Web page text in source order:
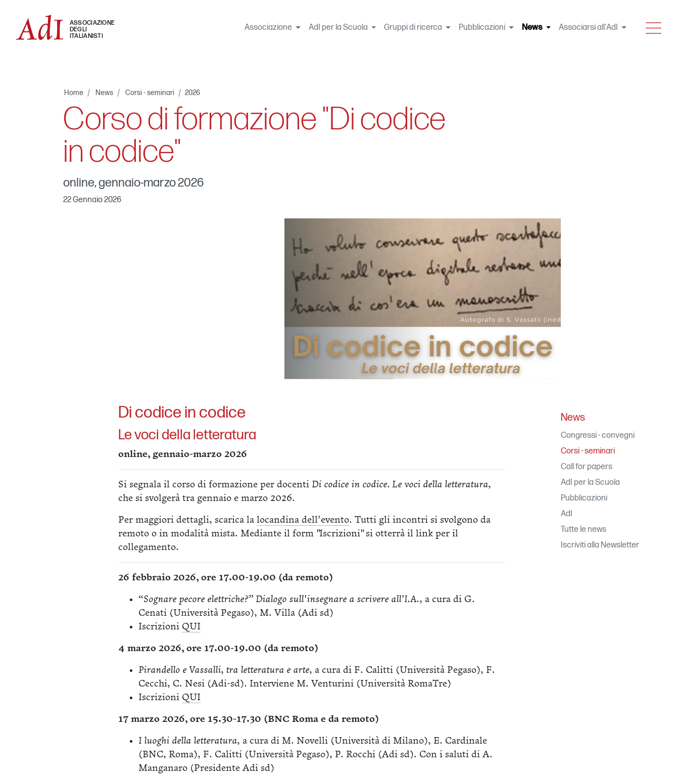
ASSOCIAZIONE
DEGLI
ITALIANISTI
Associazione AdI per la Scuola Gruppi di ricerca Pubblicazioni News (current)
Associarsi all'AdI MENU
Home News Corsi - seminari 2026
Corso di formazione "Di codice
in codice"
online, gennaio-marzo 2026
22 Gennaio 2026
Di codice in codice
Le voci della letteratura
online, gennaio-marzo 2026
Si segnala il corso di formazione per docenti Di codice in codice. Le voci della letteratura,
che si svolgerà tra gennaio e marzo 2026.
Per maggiori dettagli, scarica la locandina dell'evento. Tutti gli incontri si svolgono da
remoto o in modalità mista. Mediante il form "Iscrizioni" si otterrà il link per il
collegamento.
26 febbraio 2026, ore 17.00-19.00 (da remoto)
“Sognare pecore elettriche?” Dialogo sull'insegnare a scrivere all'I.A., a cura di G.
Cenati (Università Pegaso), M. Villa (Adi sd)
Iscrizioni QUI
4 marzo 2026, ore 17.00-19.00 (da remoto)
Pirandello e Vassalli, tra letteratura e arte, a cura di F. Calitti (Università Pegaso), F.
Cecchi, C. Nesi (Adi-sd). Interviene M. Venturini (Università RomaTre)
Iscrizioni QUI
17 marzo 2026, ore 15.30-17.30 (BNC Roma e da remoto)
I luoghi della letteratura, a cura di M. Novelli (Università di Milano), E. Cardinale
(BNC, Roma), F. Calitti (Università Pegaso), P. Rocchi (Adi sd). Con i saluti di A.
Manganaro (Presidente Adi sd)
News
Congressi - convegni
Corsi - seminari
Call for papers
AdI per la Scuola
Pubblicazioni
AdI
Tutte le news
Iscriviti alla Newsletter